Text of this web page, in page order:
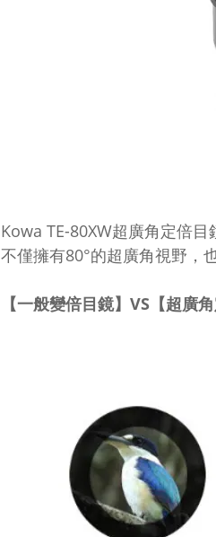
Kowa TE-80XW超廣角定倍目
不僅擁有80°的超廣角視野，
【一般變倍目鏡】 VS 【超廣